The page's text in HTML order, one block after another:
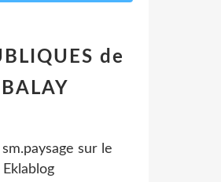
de
sm.paysage sur le